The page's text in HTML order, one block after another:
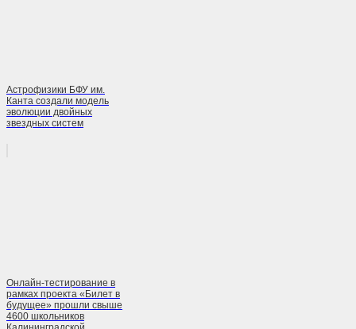
Астрофизики БФУ им.
Канта создали модель
эволюции двойных
звездных систем
Онлайн-тестирование в
рамках проекта «Билет в
будущее» прошли свыше
4600 школьников